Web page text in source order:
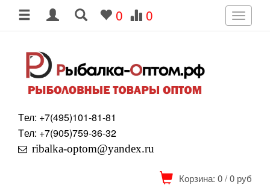
0 0
Toggle
Tел: +7(495)101-81-81
Tел: +7(905)759-36-32
ribalka-optom@yandex.ru
Корзина: 0/0 руб